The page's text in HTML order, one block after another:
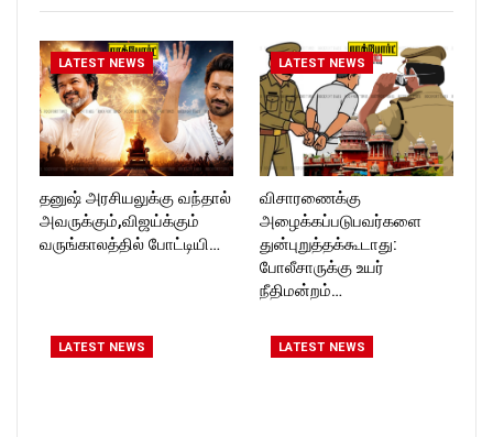
LATEST NEWS
தனுஷ் அரசியலுக்கு வந்தால்
அவருக்கும்,விஜய்க்கும்
வருங்காலத்தில் போட்டியி…
LATEST NEWS
விசாரணைக்கு
அழைக்கப்படுபவர்களை
துன்புறுத்தக்கூடாது:
போலீசாருக்கு உயர்
நீதிமன்றம்…
LATEST NEWS LATEST NEWS